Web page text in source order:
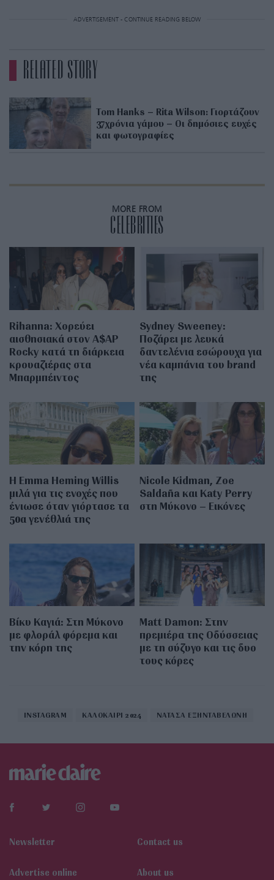
ADVERTISEMENT - CONTINUE READING BELOW
RELATED STORY
Tom Hanks – Rita Wilson: Γιορτάζουν
37χρόνια γάμου – Οι δημόσιες ευχές
και φωτογραφίες
MORE FROM
CELEBRITIES
Rihanna: Χορεύει
αισθησιακά στον A$AP
Rocky κατά τη διάρκεια
κρουαζιέρας στα
Μπαρμπέιντος
Sydney Sweeney:
Ποζάρει με λευκά
δαντελένια εσώρουχα για
νέα καμπάνια του brand
της
H Emma Heming Willis
μιλά για τις ενοχές που
ένιωσε όταν γιόρτασε τα
50α γενέθλιά της
Nicole Kidman, Zoe
Saldaña και Katy Perry
στη Μύκονο – Εικόνες
Βίκυ Καγιά: Στη Μύκονο
με φλοράλ φόρεμα και
την κόρη της
Matt Damon: Στην
πρεμιέρα της Οδύσσειας
με τη σύζυγο και τις δυο
τους κόρες
INSTAGRAM ΚΑΛΟΚΑΙΡΙ 2024 ΝΑΤΑΣΑ ΕΞΗΝΤΑΒΕΛΩΝΗ
Newsletter Contact us
Αdvertise online About us